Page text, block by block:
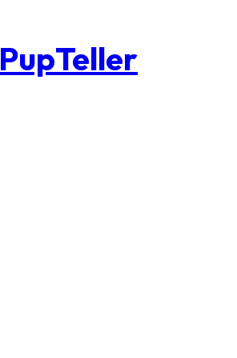
PupTeller